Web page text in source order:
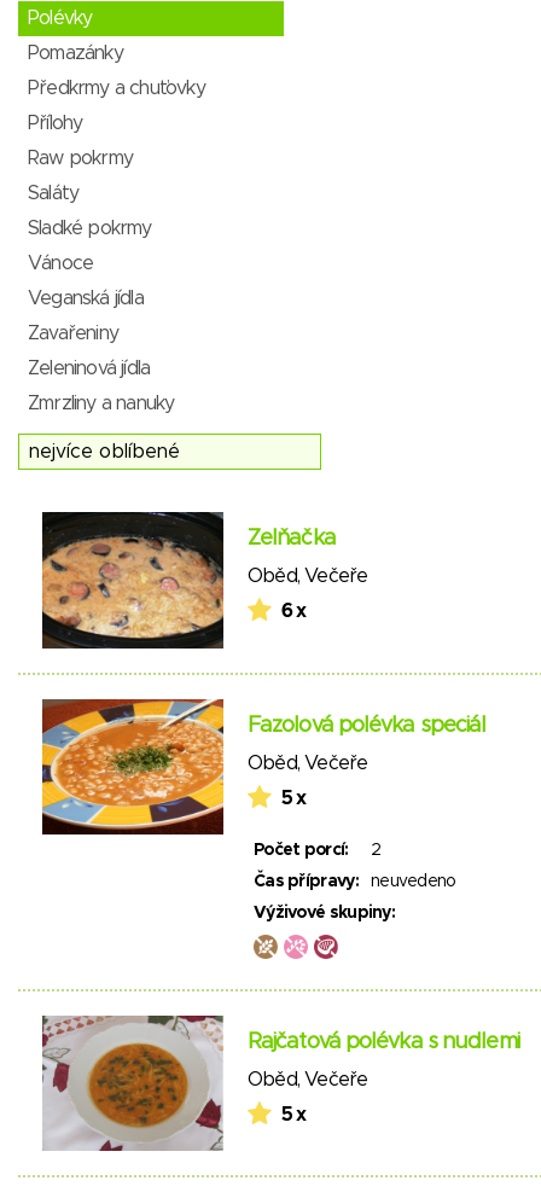
Polévky
Pomazánky
Předkrmy a chuťovky
Přílohy
Raw pokrmy
Saláty
Sladké pokrmy
Vánoce
Veganská jídla
Zavařeniny
Zeleninová jídla
Zmrzliny a nanuky
Zelňačka
Oběd, Večeře
6 x
Fazolová polévka speciál
Oběd,Večeře
5 x
Počet porcí:
2
Čas přípravy:
neuvedeno
Výživové skupiny:
Rajčatová polévka s nudlemi
Oběd,Večeře
5 x